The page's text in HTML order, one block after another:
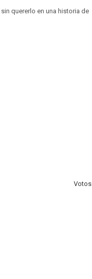
quererlo en una historia de
Votos